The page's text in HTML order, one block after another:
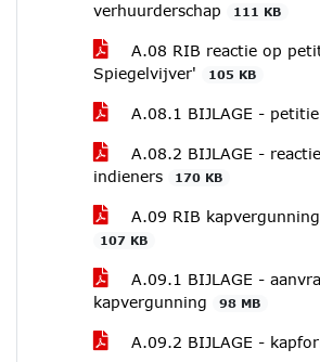
verhuurderschap
111 KB
A.08 RIB reactie op
Spiegelvijver'
105 KB
A.08.1 BIJLAGE - petitie
A.08.2 BIJLAGE -
indieners
170 KB
A.09 RIB
107 KB
A.09.1 BIJLAGE -
kapvergunning
98 MB
A.09.2 BIJLAGE -